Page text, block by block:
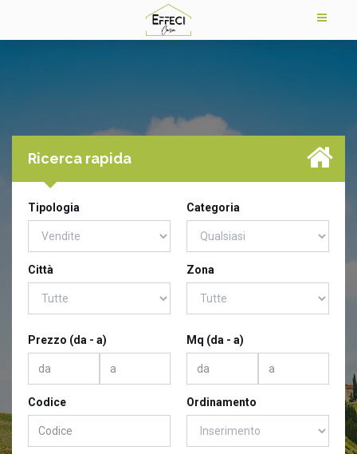
Ricerca rapida
Tipologia Categoria
Città Zona
Prezzo (da - a) Mq (da - a)
Codice Ordinamento